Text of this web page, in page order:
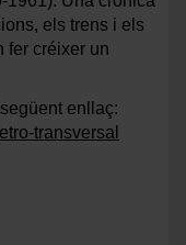
els trens i els
fer créixer un
enllaç:
transversal